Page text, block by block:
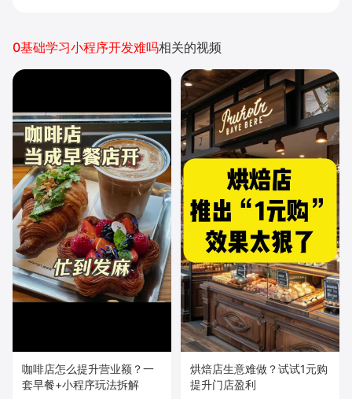
0基础学习小程序开发难吗相关的视频
咖啡店怎么提升营业额？一
套早餐+小程序玩法拆解
烘焙店生意难做？试试1元购
提升门店盈利